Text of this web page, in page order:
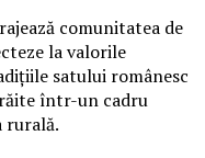
comunitatea de
la valorile
satului românesc
într-un cadru
rurală.